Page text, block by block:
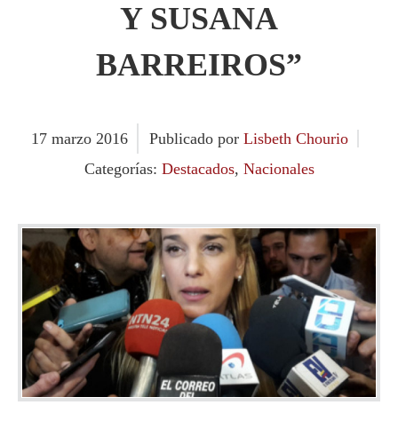
Y SUSANA
BARREIROS”
17 marzo 2016 Publicado por Lisbeth Chourio
Categorías: Destacados, Nacionales